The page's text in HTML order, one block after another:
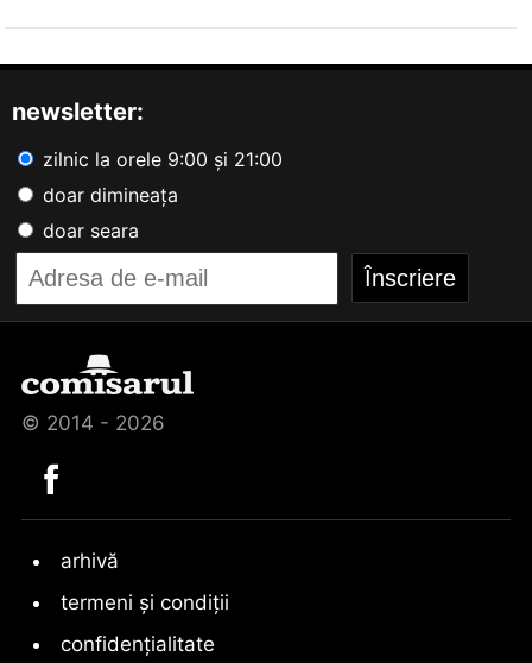
newsletter:
zilnic la orele 9:00 și 21:00
doar dimineața
doar seara
© 2014 - 2026
arhivă
termeni și condiții
confidențialitate